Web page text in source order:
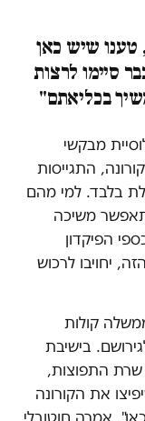
טענו שיש כאן
סיימו לרצות
בכליאתם"
מבקשי
התגייסות
בלבד. למי מהם
משיכה
מכספי הפיקדון
יחויבו לרכוש
קולות
בישיבת
התפוצות,
את הקורונה